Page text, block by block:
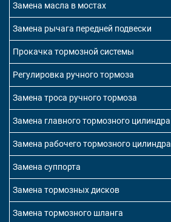
Замена масла в мостах
Замена рычага передней подвески
Прокачка тормозной системы
Регулировка ручного тормоза
Замена троса ручного тормоза
Замена главного тормозного цилиндра
Замена рабочего тормозного цилиндра
Замена суппорта
Замена тормозных дисков
Замена тормозного шланга